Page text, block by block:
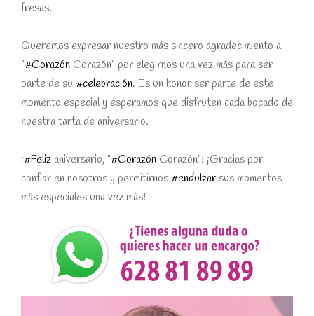
fresas.
Queremos expresar nuestro más sincero agradecimiento a
"#Corazón Corazón" por elegirnos una vez más para ser
parte de su #celebración. Es un honor ser parte de este
momento especial y esperamos que disfruten cada bocado de
nuestra tarta de aniversario.
¡#Feliz aniversario, "#Corazón Corazón"! ¡Gracias por
confiar en nosotros y permitirnos #endulzarsus momentos
más especiales una vez más!